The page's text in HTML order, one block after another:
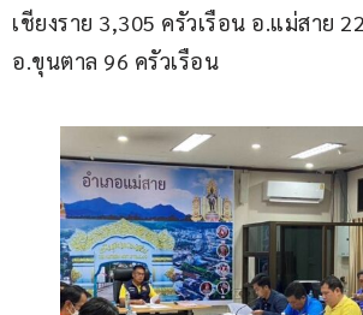
เชียงราย 3,305 ครัวเรือน อ.แม่สาย
อ.ขุนตาล 96 ครัวเรือน